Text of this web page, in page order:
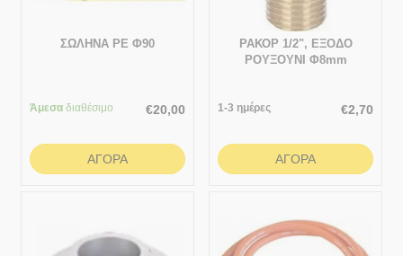
ΣΩΛΗΝΑ PE Φ90
Άμεσα διαθέσιμο €20,00
ΑΓΟΡΆ
ΡΑΚΟΡ 1/2", ΕΞΟΔΟ
ΡΟΥΞΟΥΝΙ Φ8mm
1-3 ημέρες €2,70
ΑΓΟΡΆ